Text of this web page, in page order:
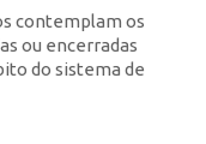
contemplam os
ou encerradas
do sistema de